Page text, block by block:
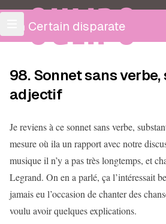
OULIPO
Un Certain disparate
98. Sonnet sans
adjectif
Je reviens à ce sonnet sans verbe,
mesure où ila un rapport avec notre
musique il n’y a pas très longtemps, et
Legrand. On en a parlé, ça l’intéressait
jamais eu l’occasion de chanter des
voulu avoir quelques explications.